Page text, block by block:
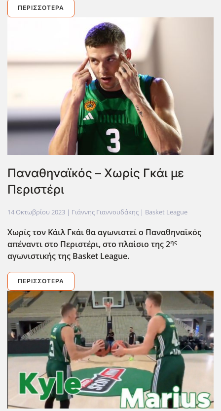
ΠΕΡΙΣΣΌΤΕΡΑ
Παναθηναϊκός – Χωρίς Γκάι με
Περιστέρι
14 Οκτωβρίου 2023 | Γιάννης Γιαννουδάκης | Basket League
Χωρίς τον Κάιλ Γκάι θα αγωνιστεί ο Παναθηναϊκός
απέναντι στο Περιστέρι, στο πλαίσιο της 2ης
αγωνιστικής της Basket League.
ΠΕΡΙΣΣΌΤΕΡΑ